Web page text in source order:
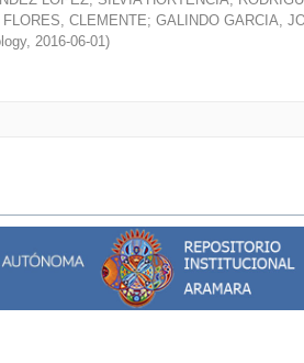
FLORES, CLEMENTE; GALINDO GARCIA,
, 2016-06-01)